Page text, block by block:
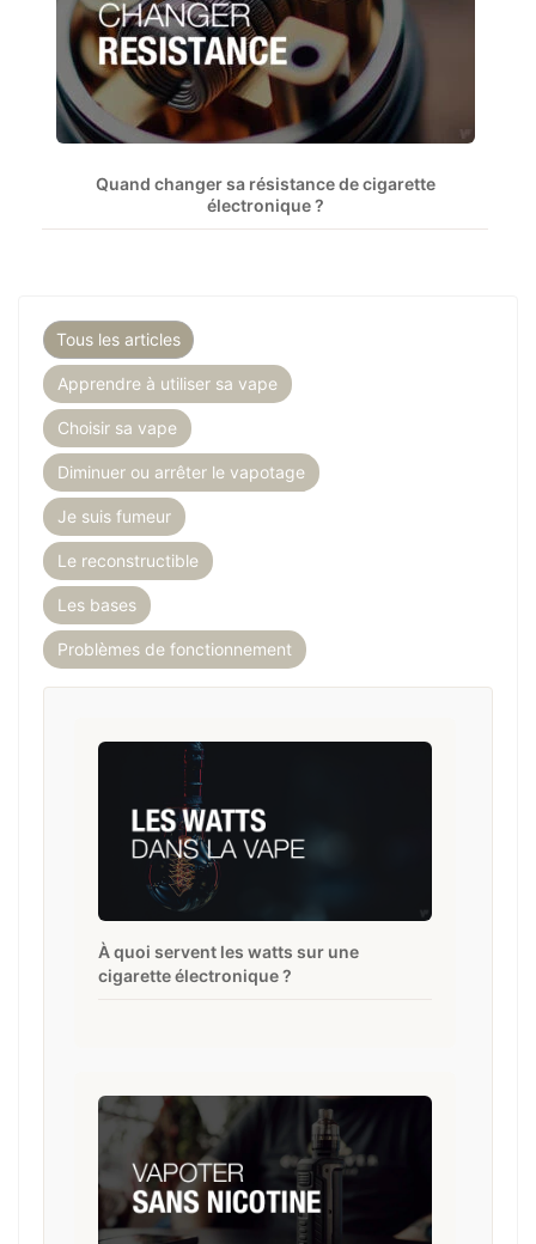
Quand changer sa résistance de cigarette
électronique ?
Tous les articles
Apprendre à utiliser sa vape
Choisir sa vape
Diminuer ou arrêter le vapotage
Je suis fumeur
Le reconstructible
Les bases
Problèmes de fonctionnement
À quoi servent les watts sur une
cigarette électronique ?